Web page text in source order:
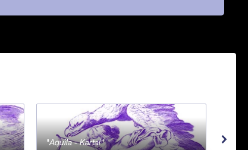
Aquila - Kartal